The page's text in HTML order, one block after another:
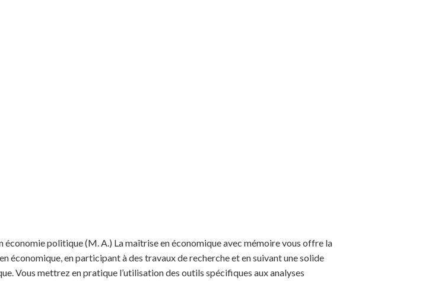
politique (M. A.) La maîtrise en économique avec mémoire vous offre la
économique, en participant à des travaux de recherche et en suivant une solide
Vous mettrez en pratique l’utilisation des outils spécifiques aux analyses